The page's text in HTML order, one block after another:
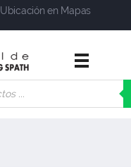
Ubicación en Mapas